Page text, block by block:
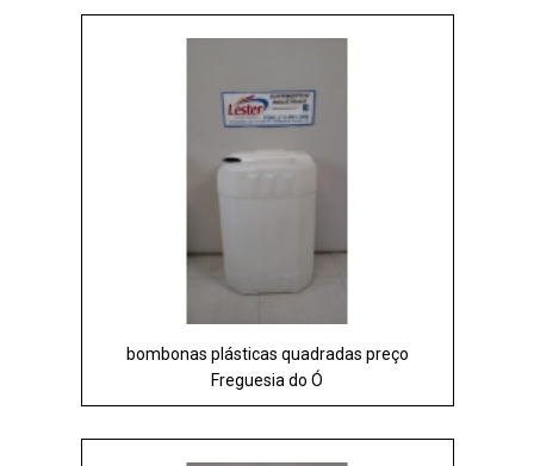
bombonas plásticas quadradas preço
Freguesia do Ó